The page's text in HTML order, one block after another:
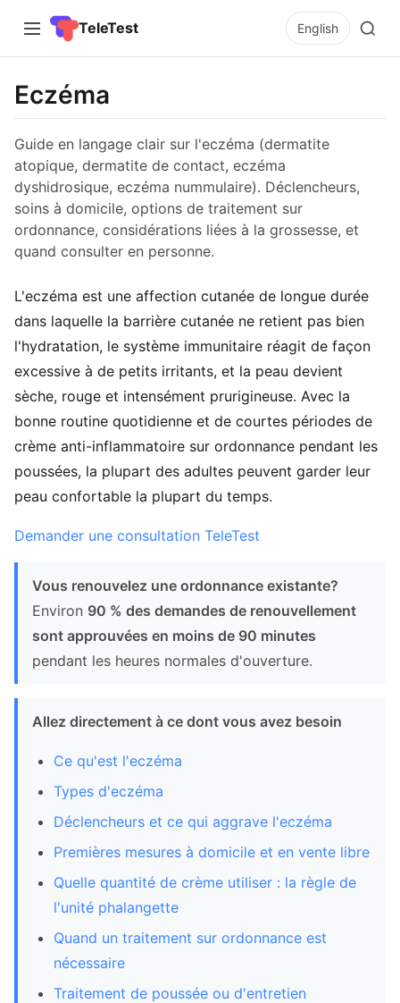
TeleTest English
Eczéma
Guide en langage clair sur l'eczéma (dermatite
atopique, dermatite de contact, eczéma
dyshidrosique, eczéma nummulaire). Déclencheurs,
soins à domicile, options de traitement sur
ordonnance, considérations liées à la grossesse, et
quand consulter en personne.
L'eczéma est une affection cutanée de longue durée
dans laquelle la barrière cutanée ne retient pas bien
l'hydratation, le système immunitaire réagit de façon
excessive à de petits irritants, et la peau devient
sèche, rouge et intensément prurigineuse. Avec la
bonne routine quotidienne et de courtes périodes de
crème anti-inflammatoire sur ordonnance pendant les
poussées, la plupart des adultes peuvent garder leur
peau confortable la plupart du temps.
Demander une consultation TeleTest
Vous renouvelez une ordonnance existante?
Environ 90 % des demandes de renouvellement
sont approuvées en moins de 90 minutes
pendant les heures normales d'ouverture.
Allez directement à ce dont vous avez besoin
Ce qu'est l'eczéma
Types d'eczéma
Déclencheurs et ce qui aggrave l'eczéma
Premières mesures à domicile et en vente libre
Quelle quantité de crème utiliser : la règle de
l'unité phalangette
Quand un traitement sur ordonnance est
nécessaire
Traitement de poussée ou d'entretien